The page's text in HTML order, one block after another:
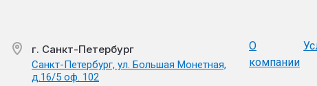
г. Санкт-Петербург
Санкт-Петербург, ул. Большая Монетная,
д.16/5 оф. 102
О
компании